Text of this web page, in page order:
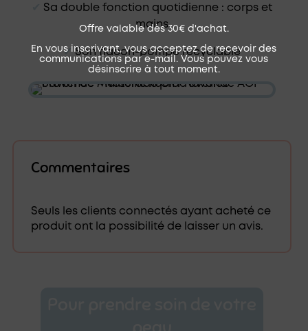
Sa double fonction quotidienne : corps et
mains
✔︎Son flacon-pompe recyclable
Commentaires
Seuls les clients connectés ayant acheté ce
produit ont la possibilité de laisser un avis.
Offre valable dès 30€ d'achat.
En vous inscrivant, vous acceptez de recevoir des
communications par e-mail. Vous pouvez vous
désinscrire à tout moment.